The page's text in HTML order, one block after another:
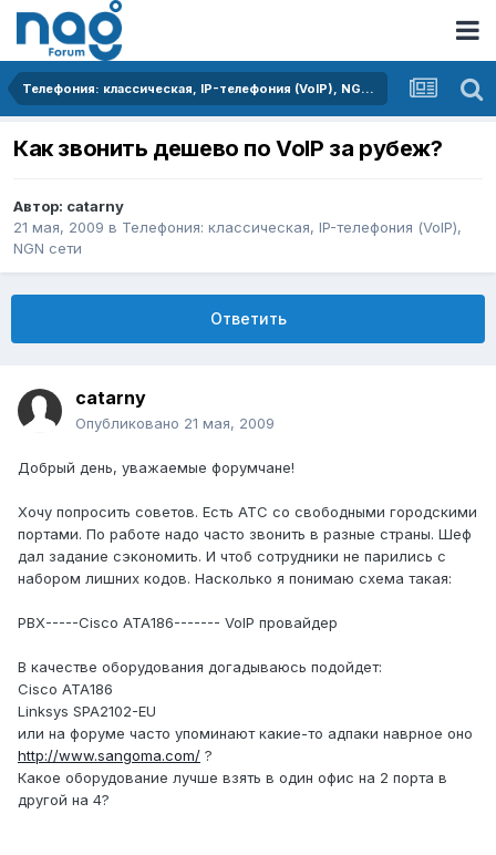
Телефония: классическая, IP-телефония (VoIP), NGN сети
Как звонить дешево по VoIP за рубеж?
Автор: catarny
21 мая, 2009 в Телефония: классическая, IP-телефония (VoIP),
NGN сети
Ответить
catarny
Опубликовано 21 мая, 2009
Добрый день, уважаемые форумчане!
Хочу попросить советов. Есть АТС со свободными городскими
портами. По работе надо часто звонить в разные страны. Шеф
дал задание сэкономить. И чтоб сотрудники не парились с
набором лишних кодов. Насколько я понимаю схема такая:
PBX-----Cisco ATA186------- VoIP провайдер
В качестве оборудования догадываюсь подойдет:
Cisco ATA186
Linksys SPA2102-EU
или на форуме часто упоминают какие-то адпаки наврное оно
http://www.sangoma.com/ ?
Какое оборудование лучше взять в один офис на 2 порта в
другой на 4?